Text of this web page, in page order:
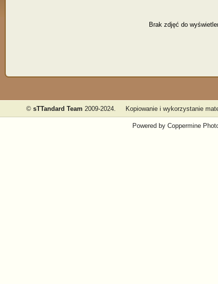
Brak zdjęć do
© sTTandard Team 2009-2024. Kopiowanie i wykorzystanie
Powered by Coppermine